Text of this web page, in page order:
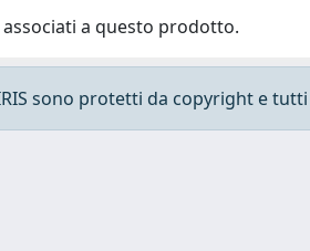
a questo prodotto.
sono protetti da copyright e